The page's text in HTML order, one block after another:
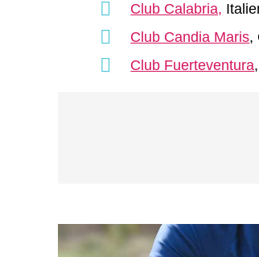
Club Calabria,
Club Candia Maris,
Club Fuerteventura